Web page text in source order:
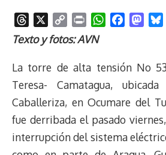
h
e
d
s
o
y
i
n
k
r
n
W
t
A
p
p
e
b
o
o
k
M
t
d
o
n
Texto y fotos: AVN
La torre de alta tensión No
Teresa- Camatagua,
Caballeriza, en Ocumare del
fue derribada el pasado
interrupción del sistema